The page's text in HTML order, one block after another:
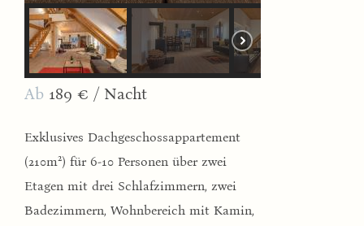
Ab 189 € / Nacht
Exklusives Dachgeschossappartement
(210m2) für 6-10 Personen über zwei
Etagen mit drei Schlafzimmern, zwei
Badezimmern, Wohnbereich mit Kamin,